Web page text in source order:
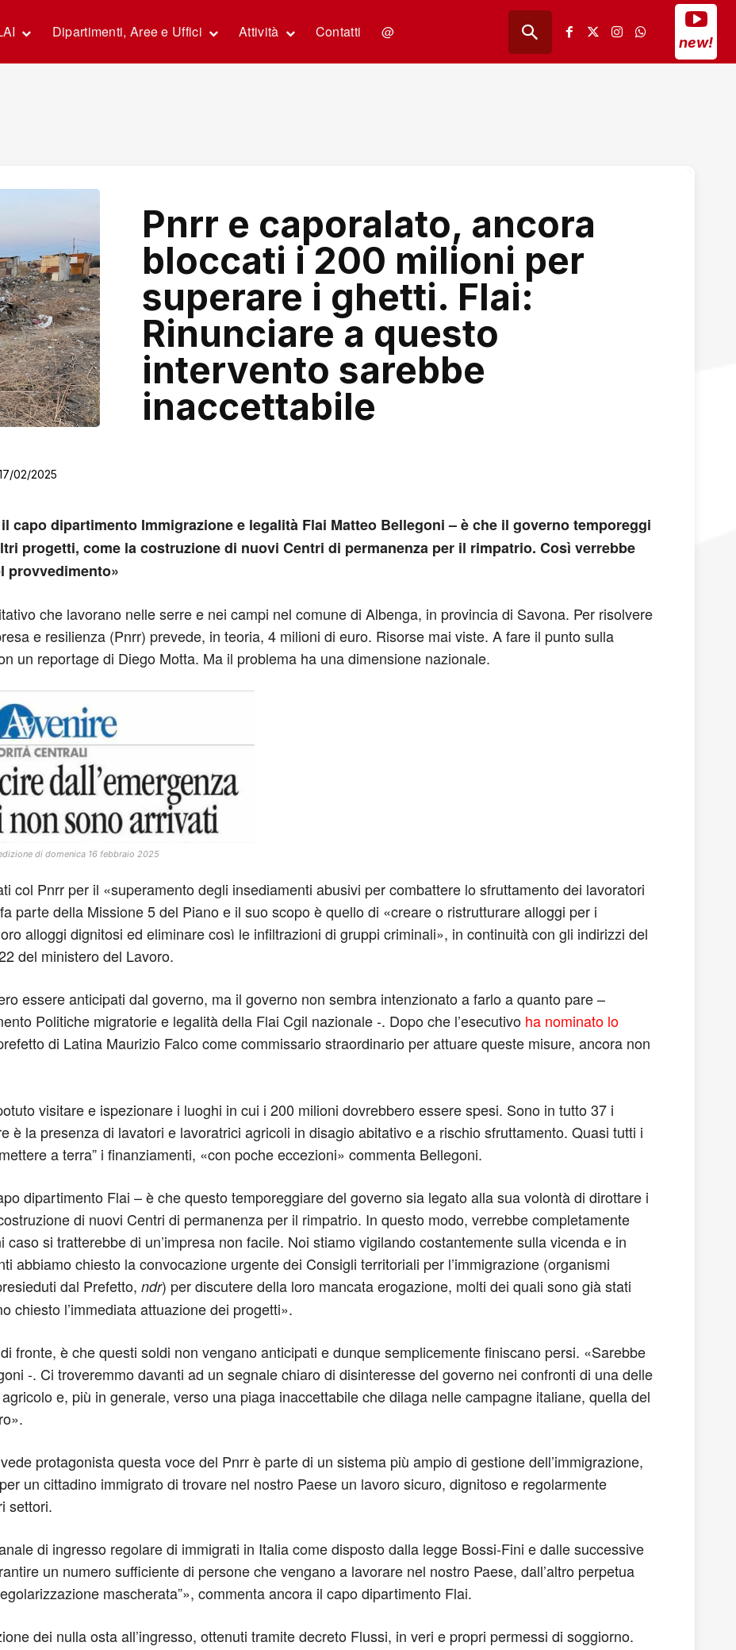
Dipartimenti, Aree e Uffici Attività Contatti @
new!
Pnrr e caporalato, ancora
bloccati i 200 milioni per
superare i ghetti. Flai:
Rinunciare a questo
intervento sarebbe
inaccettabile
02/2025
capo dipartimento Immigrazione e legalità Flai Matteo Bellegoni – è che il governo temporeggi
progetti, come la costruzione di nuovi Centri di permanenza per il rimpatrio. Così verrebbe
provvedimento»
che lavorano nelle serre e nei campi nel comune di Albenga, in provincia di Savona. Per risolvere
e resilienza (Pnrr) prevede, in teoria, 4 milioni di euro. Risorse mai viste. A fare il punto sulla
un reportage di Diego Motta. Ma il problema ha una dimensione nazionale.
di domenica 16 febbraio 2025
col Pnrr per il «superamento degli insediamenti abusivi per combattere lo sfruttamento dei lavoratori
fa parte della Missione 5 del Piano e il suo scopo è quello di «creare o ristrutturare alloggi per i
alloggi dignitosi ed eliminare così le infiltrazioni di gruppi criminali», in continuità con gli indirizzi del
del ministero del Lavoro.
essere anticipati dal governo, ma il governo non sembra intenzionato a farlo a quanto pare –
Politiche migratorie e legalità della Flai Cgil nazionale -. Dopo che l’esecutivo ha nominato lo
di Latina Maurizio Falco come commissario straordinario per attuare queste misure, ancora non
visitare e ispezionare i luoghi in cui i 200 milioni dovrebbero essere spesi. Sono in tutto 37 i
è la presenza di lavatori e lavoratrici agricoli in disagio abitativo e a rischio sfruttamento. Quasi tutti i
a terra” i finanziamenti, «con poche eccezioni» commenta Bellegoni.
dipartimento Flai – è che questo temporeggiare del governo sia legato alla sua volontà di dirottare i
di nuovi Centri di permanenza per il rimpatrio. In questo modo, verrebbe completamente
caso si tratterebbe di un’impresa non facile. Noi stiamo vigilando costantemente sulla vicenda e in
abbiamo chiesto la convocazione urgente dei Consigli territoriali per l’immigrazione (organismi
dal Prefetto, ndr) per discutere della loro mancata erogazione, molti dei quali sono già stati
chiesto l’immediata attuazione dei progetti».
fronte, è che questi soldi non vengano anticipati e dunque semplicemente finiscano persi. «Sarebbe
-. Ci troveremmo davanti ad un segnale chiaro di disinteresse del governo nei confronti di una delle
e, più in generale, verso una piaga inaccettabile che dilaga nelle campagne italiane, quella del
protagonista questa voce del Pnrr è parte di un sistema più ampio di gestione dell’immigrazione,
un cittadino immigrato di trovare nel nostro Paese un lavoro sicuro, dignitoso e regolarmente
settori.
di ingresso regolare di immigrati in Italia come disposto dalla legge Bossi-Fini e dalle successive
un numero sufficiente di persone che vengano a lavorare nel nostro Paese, dall’altro perpetua
mascherata”», commenta ancora il capo dipartimento Flai.
dei nulla osta all’ingresso, ottenuti tramite decreto Flussi, in veri e propri permessi di soggiorno.